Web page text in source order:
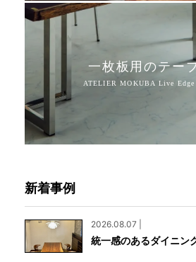
一枚板用のテー
新着事例
2026.08.07 |
統一感のあるダイニン